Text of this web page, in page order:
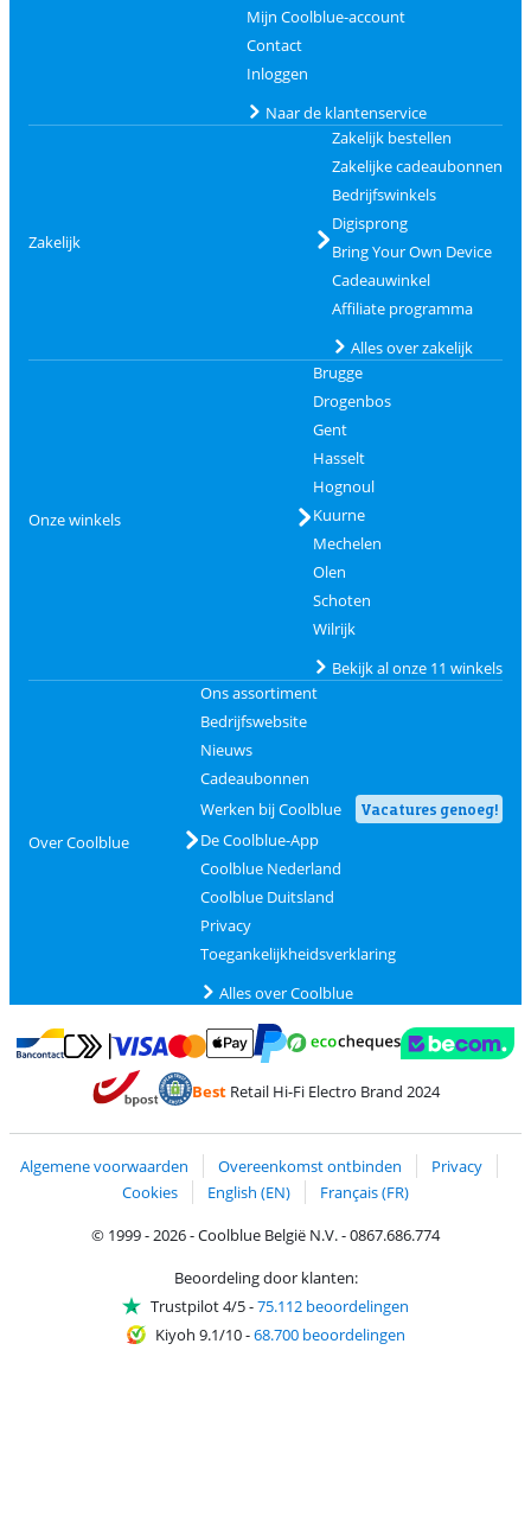
Mijn Coolblue-account
Contact
Inloggen
Naar de klantenservice
Zakelijk
Zakelijk bestellen
Zakelijke cadeaubonnen
Bedrijfswinkels
Digisprong
Bring Your Own Device
Cadeauwinkel
Affiliate programma
Alles over zakelijk
Onze winkels
Brugge
Drogenbos
Gent
Hasselt
Hognoul
Kuurne
Mechelen
Olen
Schoten
Wilrijk
Bekijk al onze 11 winkels
Over Coolblue
Ons assortiment
Bedrijfswebsite
Nieuws
Cadeaubonnen
Werken bij Coolblue
Vacatures genoeg!
De Coolblue-App
Coolblue Nederland
Coolblue Duitsland
Privacy
Toegankelijkheidsverklaring
Alles over Coolblue
Betalen met Bancontact
Betalen met MasterCard en Visa via ClickToPay
BestRetail Hi-Fi Electro Brand 2024
Algemene voorwaarden Overeenkomst ontbinden
Privacy
Cookies
English (EN)
Français (FR)
© 1999 - 2026 - Coolblue België N.V. - 0867.686.774
Beoordeling door klanten:
Trustpilot 4/5-75.112 beoordelingen
Kiyoh 9.1/10-68.700 beoordelingen